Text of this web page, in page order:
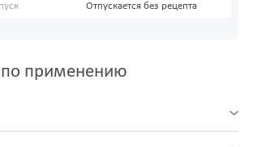
Отпускается без рецепта
по применению